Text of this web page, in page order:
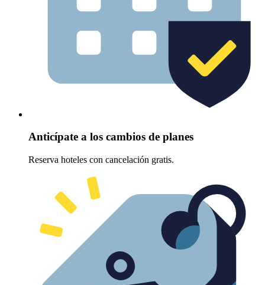
Anticípate a los cambios de planes
Reserva hoteles con cancelación gratis.